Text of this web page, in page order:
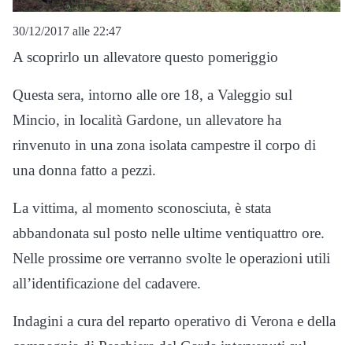
30/12/2017 alle 22:47
A scoprirlo un allevatore questo pomeriggio
Questa sera, intorno alle ore 18, a Valeggio sul
Mincio, in località Gardone, un allevatore ha
rinvenuto in una zona isolata campestre il corpo di
una donna fatto a pezzi.
La vittima, al momento sconosciuta, è stata
abbandonata sul posto nelle ultime ventiquattro ore.
Nelle prossime ore verranno svolte le operazioni utili
all’identificazione del cadavere.
Indagini a cura del reparto operativo di Verona e della